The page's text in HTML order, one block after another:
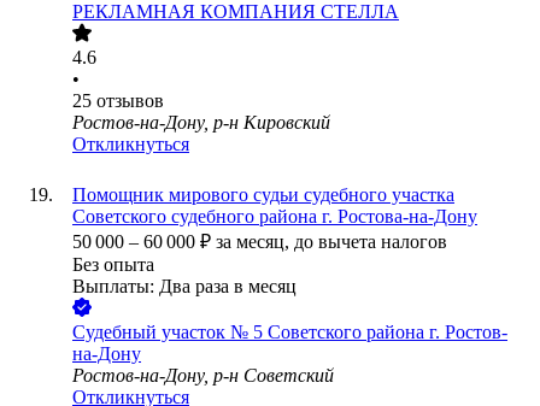
РЕКЛАМНАЯ КОМПАНИЯ СТЕЛЛА
4.6
•
25 отзывов
Ростов-на-Дону, р-н Кировский
Откликнуться
Помощник мирового судьи судебного участка
Советского судебного района г. Ростова-на-Дону
50 000 – 60 000 ₽ за месяц, до вычета налогов
Без опыта
Выплаты: Два раза в месяц
Судебный участок № 5 Советского района г. Ростов-
на-Дону
Ростов-на-Дону, р-н Советский
Откликнуться